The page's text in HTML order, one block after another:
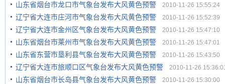
山东省烟台市龙口市气象台发布大风黄色预警 2010-11-26 15:55:24
辽宁省大连市庄河市气象台发布大风黄色预警 2010-11-26 15:52:39
辽宁省大连市金州区气象台发布大风黄色预警 2010-11-26 15:47:10
山东省烟台市莱州市气象台发布大风黄色预警 2010-11-26 15:47:01
山东省东营市垦利县气象台发布大风黄色预警 2010-11-26 15:43:50
辽宁省大连市旅顺口区气象台发布大风黄色预警 2010-11-26
山东省烟台市长岛县气象台发布大风黄色预警 2010-11-26 15:30:00